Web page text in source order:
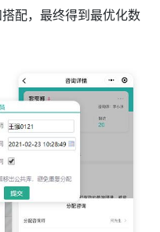
配，最终得到最优化数